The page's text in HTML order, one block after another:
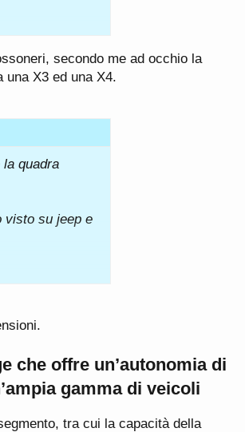
secondo me ad occhio la
X3 ed una X4.
quadra
visto su jeep e
che offre un’autonomia di
gamma di veicoli
tra cui la capacità della